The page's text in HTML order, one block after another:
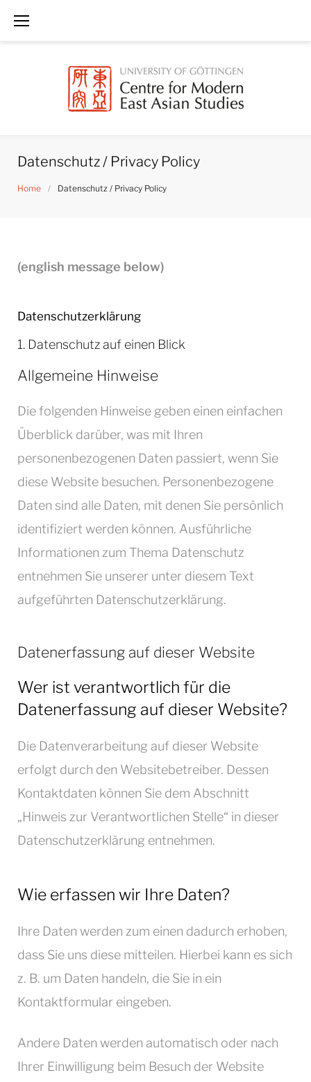
Datenschutz / Privacy Policy
Home / Datenschutz / Privacy Policy
Datenschutz
/(english message below)
Datenschutz­erklärung
1. Datenschutz auf einen Blick
Allgemeine Hinweise
Die folgenden Hinweise geben einen einfachen
Überblick darüber, was mit Ihren
personenbezogenen Daten passiert, wenn Sie
diese Website besuchen. Personenbezogene
Daten sind alle Daten, mit denen Sie persönlich
identifiziert werden können. Ausführliche
Informationen zum Thema Datenschutz
entnehmen Sie unserer unter diesem Text
aufgeführten Datenschutzerklärung.
Datenerfassung auf dieser Website
Wer ist verantwortlich für die
Datenerfassung auf dieser Website?
Die Datenverarbeitung auf dieser Website
erfolgt durch den Websitebetreiber. Dessen
Kontaktdaten können Sie dem Abschnitt
„Hinweis zur Verantwortlichen Stelle“ in dieser
Datenschutzerklärung entnehmen.
Wie erfassen wir Ihre Daten?
Ihre Daten werden zum einen dadurch erhoben,
dass Sie uns diese mitteilen. Hierbei kann es sich
z. B. um Daten handeln, die Sie in ein
Kontaktformular eingeben.
Andere Daten werden automatisch oder nach
Ihrer Einwilligung beim Besuch der Website